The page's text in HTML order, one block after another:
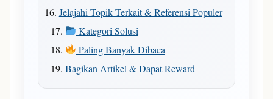
Jelajahi Topik Terkait & Referensi Populer
Kategori Solusi
Paling Banyak Dibaca
Bagikan Artikel & Dapat Reward